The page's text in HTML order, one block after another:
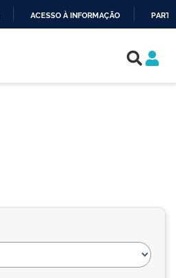
ACESSO À INFORMAÇÃO